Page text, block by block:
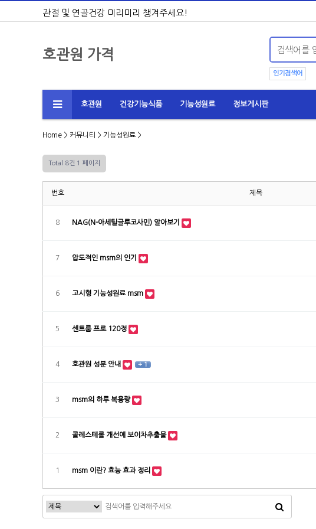
관절 및 연골건강 미리미리 챙겨주세요!
호관원 가격
인기검색어
호관원 건강기능식품 기능성원료 정보게시판
Home > 커뮤니티 > 기능성원료 >
Total 8건 1 페이지
번호 제목
8 NAG(N-아세틸글루코사민) 알아보기
7 압도적인 msm의 인기
6 고시형 기능성원료 msm
5 센트룸 프로 120정
4 호관원 성분 안내 + 1
3 msm의 하루 복용량
2 콜레스테롤 개선에 보이차추출물
1 msm 이란? 효능 효과 정리